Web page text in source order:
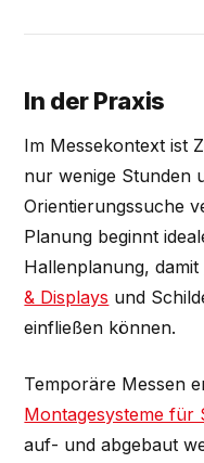
In der Praxis
Im Messekontext ist
nur wenige Stunden
Orientierungssuche
Planung beginnt
Hallenplanung, damit
& Displays und
einfließen können.
Temporäre Messen
Montagesysteme für
auf- und abgebaut